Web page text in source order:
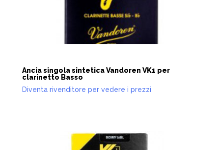
Ancia singola sintetica Vandoren VK1 per
clarinetto Basso
Diventa rivenditore per vedere i prezzi